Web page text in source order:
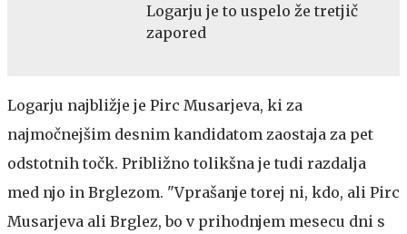
Logarju je to uspelo že tretjič
zapored
Logarju najbližje je Pirc Musarjeva, ki za
najmočnejšim desnim kandidatom zaostaja za pet
odstotnih točk. Približno tolikšna je tudi razdalja
med njo in Brglezom. "Vprašanje torej ni, kdo, ali Pirc
Musarjeva ali Brglez, bo v prihodnjem mesecu dni s